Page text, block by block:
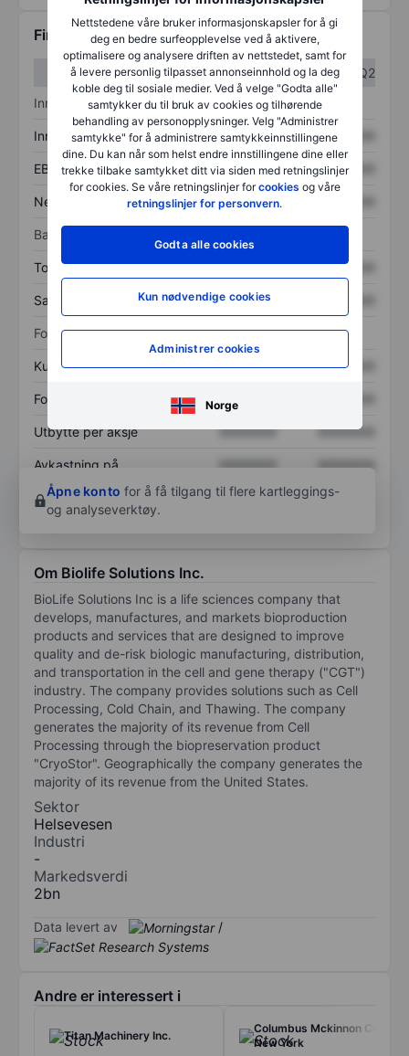
Nettstedene våre bruker informasjonskapsler for å gi
deg en bedre surfeopplevelse ved å aktivere,
optimalisere og analysere driften av nettstedet, samt for
å levere personlig tilpasset annonseinnhold og la deg
koble deg til sosiale medier. Ved å velge "Godta alle"
samtykker du til bruk av cookies og tilhørende
behandling av personopplysninger. Velg "Administrer
samtykke" for å administrere samtykkeinnstillingene
dine. Du kan når som helst endre innstillingene dine eller
trekke tilbake samtykket ditt via siden med retningslinjer
for cookies. Se våre retningslinjer forcookies og våre
retningslinjer for personvern.
Godta alle cookies
Kun nødvendige cookies
Administrer cookies
Norge
Finansiell informasjon
Q1
Q2
Inntektsoversikt
Inntekter XXXXXXX XXXXXXX
EBITDA XXXXXXX XXXXXXX
Nettoinntekt XXXXXXX
Balanse
Totale eiendeler XXXXXXX XXXXXXX
Samlet gjeld XXXXXXX
Forholdstall
Kurs/salg XXXXXXX XXXXXXX
Fortjeneste per aksje
Utbytte per aksje XXXXXXX XXXXXXX
Avkastning på
egenkapital
XXXXXXX
XXXXXXX
Åpne konto for å få tilgang til flere kartleggings-
og analyseverktøy.
Om Biolife Solutions Inc.
BioLife Solutions Inc is a life sciences company that
develops, manufactures, and markets bioproduction
products and services that are designed to improve
quality and de-risk biologic manufacturing, distribution,
and transportation in the cell and gene therapy ("CGT")
industry. The company provides solutions such as Cell
Processing, Cold Chain, and Thawing. The company
generates the majority of its revenue from Cell
Processing through the biopreservation product
"CryoStor". Geographically the company generates the
majority of its revenue from the United States.
Sektor
Helsevesen
Industri
-
Markedsverdi
2bn
Data levert av /
Andre er interessert i
Titan Machinery Inc.
Columbus Mckinnon Corp
New York